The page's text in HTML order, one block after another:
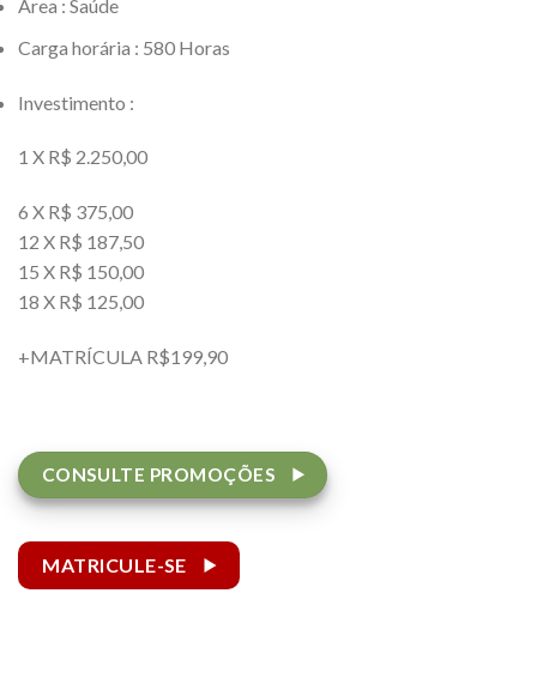
Área : Saúde
Carga horária : 580 Horas
Investimento :
1 X R$ 2.250,00
6 X R$ 375,00
12 X R$ 187,50
15 X R$ 150,00
18 X R$ 125,00
+MATRÍCULA R$199,90
CONSULTE PROMOÇÕES
MATRICULE-SE